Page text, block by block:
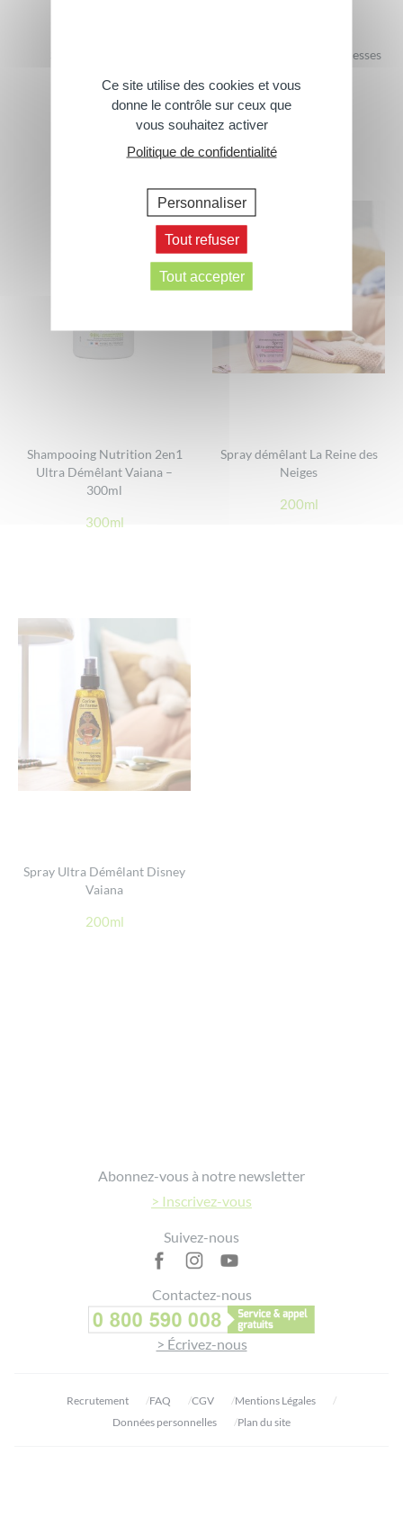
300ml
Shampooing Doux Princesses
300ml
Shampooing Nutrition 2en1
Ultra Démêlant Vaiana –
300ml
300ml
Spray démêlant La Reine des
Neiges
200ml
Spray Ultra Démêlant Disney
Vaiana
200ml
Abonnez-vous à notre newsletter
> Inscrivez-vous
Suivez-nous
Contactez-nous
> Écrivez-nous
Recrutement FAQ CGV
Mentions Légales
Données personnelles
Plan du site
Ce site utilise des cookies et vous
donne le contrôle sur ceux que
vous souhaitez activer
Politique de confidentialité
Personnaliser
Tout refuser
Tout accepter